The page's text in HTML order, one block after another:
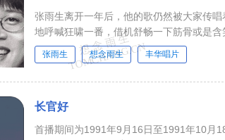
张雨生离开一年后，他的歌仍然被大家传
地呼喊狂啸一番，借机舒畅一下筋骨或是
张雨生 想念雨生 丰华唱片
长官好
首播期间为1991年9月16日至1991年10月